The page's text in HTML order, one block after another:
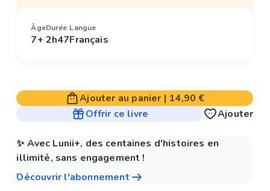
Âge
7+
Durée
2h47
Langue
Français
Ajouter au panier | 14,90 €
Offrir ce livre
Ajouter
✨ Avec Lunii+, des centaines d'histoires en
illimité, sans engagement !
Découvrir l'abonnement